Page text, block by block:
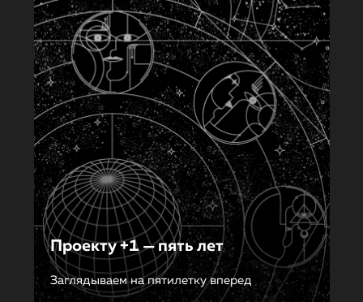
Проекту +1 — пять лет
Заглядываем на пятилетку вперед